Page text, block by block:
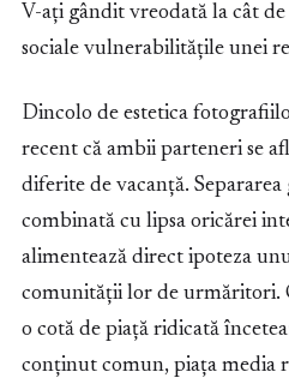
V-ați gândit vreodată la cât
sociale vulnerabilitățile unei
Dincolo de estetica
recent că ambii parteneri se
diferite de vacanță.
combinată cu lipsa oricărei
alimentează direct ipoteza
comunității lor de urmăritori.
o cotă de piață ridicată
conținut comun, piața media